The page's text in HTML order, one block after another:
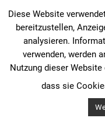
Inhalt
springen
Diese Website
bereitzustellen,
analysieren.
verwenden, werden
Nutzung dieser
dass sie